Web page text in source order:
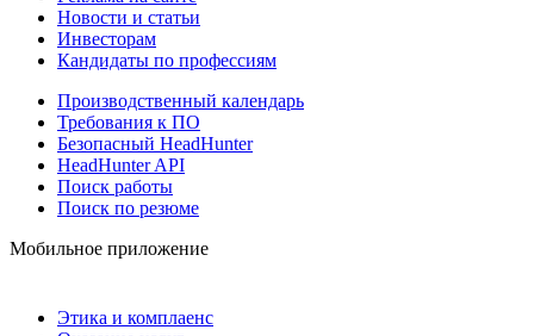
Новости и статьи
Инвесторам
Кандидаты по профессиям
Производственный календарь
Требования к ПО
Безопасный HeadHunter
HeadHunter API
Поиск работы
Поиск по резюме
Мобильное приложение
Этика и комплаенс